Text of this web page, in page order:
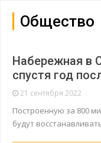
Общество
Набережная в
спустя год
21 сентября 2022
Построенную за 800
будут